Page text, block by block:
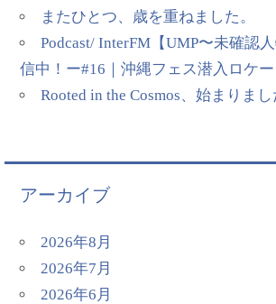
またひとつ、歳を重ねました。
Podcast/ InterFM【UMP〜未確認
信中！ー#16｜沖縄フェス潜入ロケー
Rooted in the Cosmos、始まりまし
アーカイブ
2026年8月
2026年7月
2026年6月